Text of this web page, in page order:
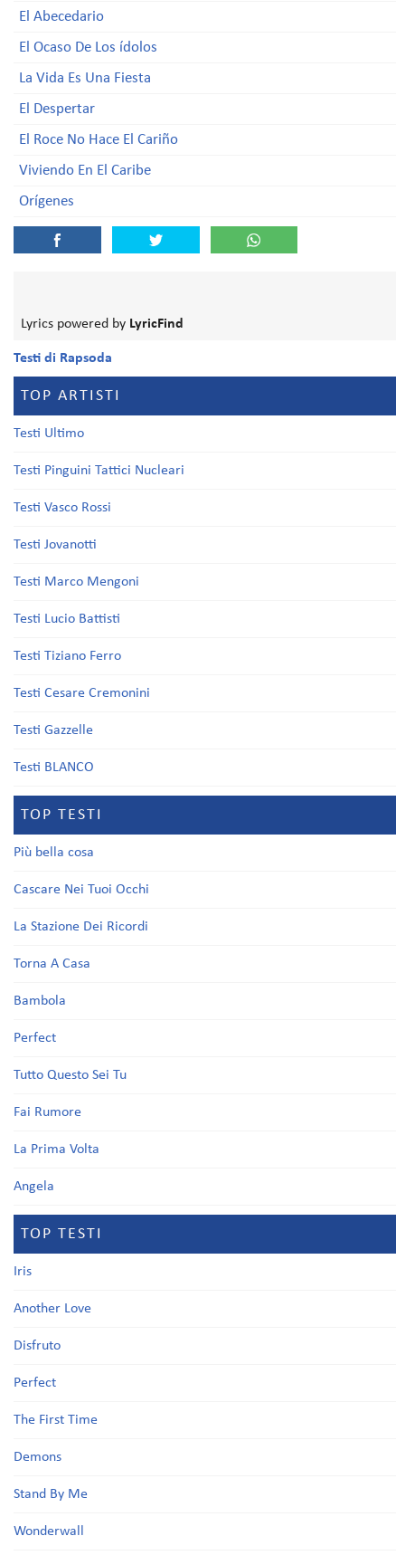
El Abecedario
El Ocaso De Los ídolos
La Vida Es Una Fiesta
El Despertar
El Roce No Hace El Cariño
Viviendo En El Caribe
Orígenes
Lyrics powered by LyricFind
Testi di Rapsoda
TOP ARTISTI
Testi Ultimo
Testi Pinguini Tattici Nucleari
Testi Vasco Rossi
Testi Jovanotti
Testi Marco Mengoni
Testi Lucio Battisti
Testi Tiziano Ferro
Testi Cesare Cremonini
Testi Gazzelle
Testi BLANCO
TOP TESTI
Più bella cosa
Cascare Nei Tuoi Occhi
La Stazione Dei Ricordi
Torna A Casa
Bambola
Perfect
Tutto Questo Sei Tu
Fai Rumore
La Prima Volta
Angela
TOP TESTI
Iris
Another Love
Disfruto
Perfect
The First Time
Demons
Stand By Me
Wonderwall